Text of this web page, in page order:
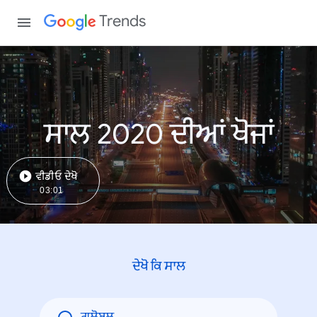
Trends
ਸਾਲ 2020 ਦੀਆਂ ਖੋਜਾਂ
ਵੀਡੀਓ ਦੇਖੋ
03:01
ਦੇਖੋ ਕਿ ਸਾਲ